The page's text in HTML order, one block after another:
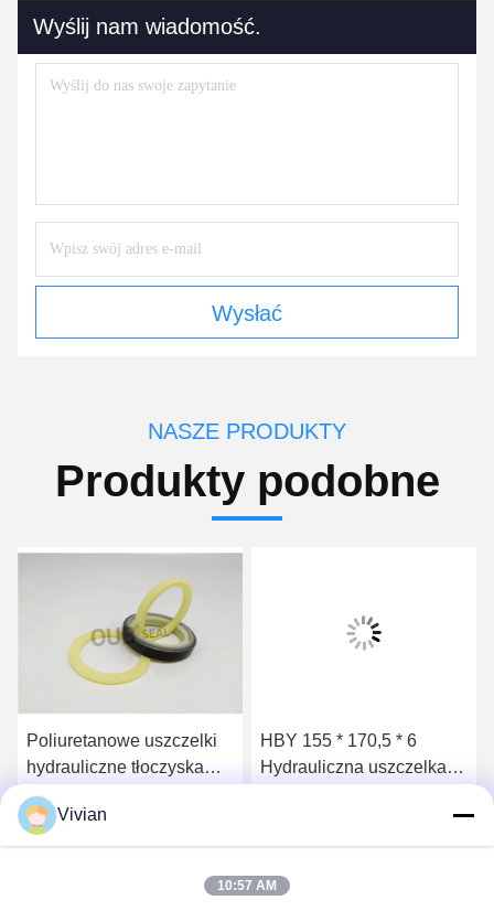
Wyślij nam wiadomość.
Wysłać
NASZE PRODUKTY
Produkty podobne
Poliuretanowe uszczelki
hydrauliczne tłoczyska
Uszczelka olejowa tłoka
6J9178 5J5020
Uzyskaj najlepszą cenę
HBY 155 * 170,5 * 6
Hydrauliczna uszczelka
wysokiego ciśnienia
Uzyskaj najlepszą cenę
Vivian
10:57 AM